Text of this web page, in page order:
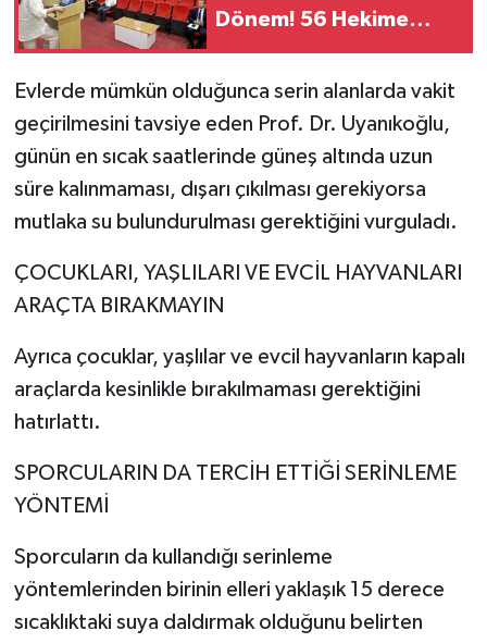
Dönem! 56 Hekime
Evlerde mümkün olduğunca serin alanlarda vakit
geçirilmesini tavsiye eden Prof. Dr. Uyanıkoğlu,
günün en sıcak saatlerinde güneş altında uzun
süre kalınmaması, dışarı çıkılması gerekiyorsa
mutlaka su bulundurulması gerektiğini vurguladı.
ÇOCUKLARI, YAŞLILARI VE EVCİL HAYVANLARI
ARAÇTA BIRAKMAYIN
Ayrıca çocuklar, yaşlılar ve evcil hayvanların kapalı
araçlarda kesinlikle bırakılmaması gerektiğini
hatırlattı.
SPORCULARIN DA TERCİH ETTİĞİ SERİNLEME
YÖNTEMİ
Sporcuların da kullandığı serinleme
yöntemlerinden birinin elleri yaklaşık 15 derece
sıcaklıktaki suya daldırmak olduğunu belirten